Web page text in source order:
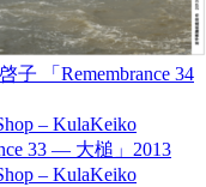
子 「Remembrance 34
– KulaKeiko
33 — 大槌」 2013
– KulaKeiko